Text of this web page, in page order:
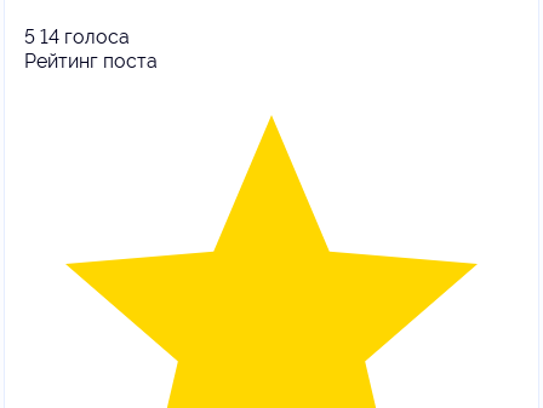
5 14 голоса
Рейтинг поста